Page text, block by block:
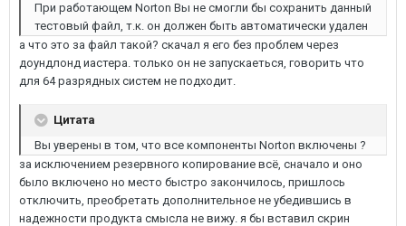
При работающем Norton Вы не смогли бы сохранить данный
тестовый файл, т.к. он должен быть автоматически удален
а что это за файл такой? скачал я его без проблем через
доундлонд иастера. только он не запускаеться, говорить что
для 64 разрядных систем не подходит.
Цитата
Вы уверены в том, что все компоненты Norton включены ?
за исключением резервного копирование всё, сначало и оно
было включено но место быстро закончилось, пришлось
отключить, преобретать дополнительное не убедившись в
надежности продукта смысла не вижу. я бы вставил скрин